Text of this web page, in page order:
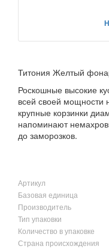
Титония Желтый
Роскошные высокие
всей своей мощности
крупные корзинки
напоминают
до заморозков.
Артикул
Базовая единица
Производитель
Тип упаковки
Количество в упаковке
Страна происхождения